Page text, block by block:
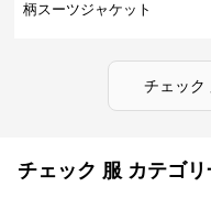
柄スーツジャケット
チェック
チェック 服 カテゴ